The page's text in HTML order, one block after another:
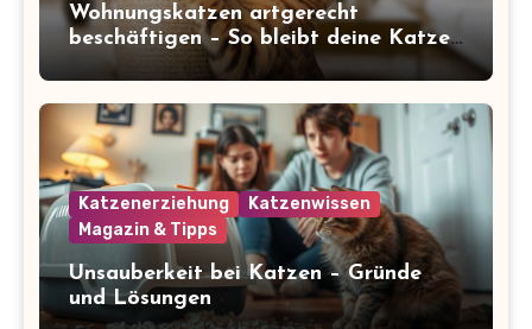
Wohnungskatzen artgerecht
beschäftigen – So bleibt deine Katze
glücklich und gesund
Katzenerziehung
Katzenwissen
Magazin & Tipps
Unsauberkeit bei Katzen – Gründe
und Lösungen